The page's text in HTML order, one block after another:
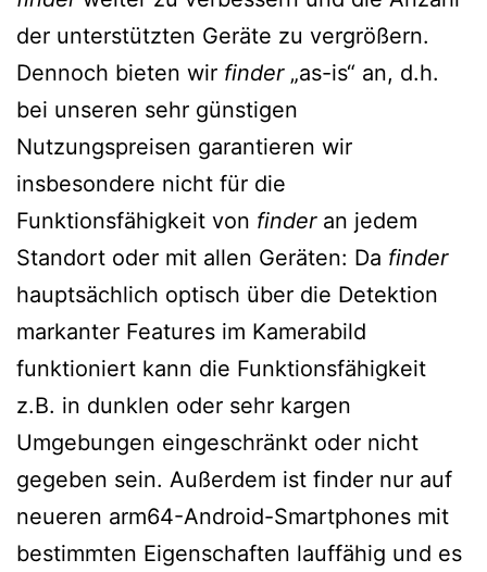
der unterstützten Geräte zu vergrößern.
Dennoch bieten wir finder„as-is“ an, d.h.
bei unseren sehr günstigen
Nutzungspreisen garantieren wir
insbesondere nicht für die
Funktionsfähigkeit von finderan jedem
Standort oder mit allen Geräten: Da finder
hauptsächlich optisch über die Detektion
markanter Features im Kamerabild
funktioniert kann die Funktionsfähigkeit
z.B. in dunklen oder sehr kargen
Umgebungen eingeschränkt oder nicht
gegeben sein. Außerdem ist finder nur auf
neueren arm64-Android-Smartphones mit
bestimmten Eigenschaften lauffähig und es